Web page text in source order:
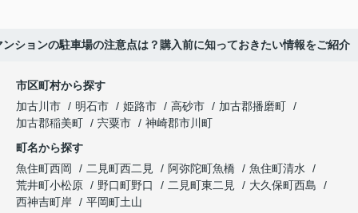
ンションの駐車場の注意点は？購入前に知っておきたい情報をご紹介
市区町村から探す
加古川市
明石市 姫路市 高砂市
加古郡播磨町
加古郡稲美町
宍粟市
神崎郡市川町
町名から探す
魚住町西岡
二見町西二見 阿弥陀町魚橋
魚住町清水
荒井町小松原
野口町野口 二見町東二見
大久保町西島
西神吉町岸
平岡町土山